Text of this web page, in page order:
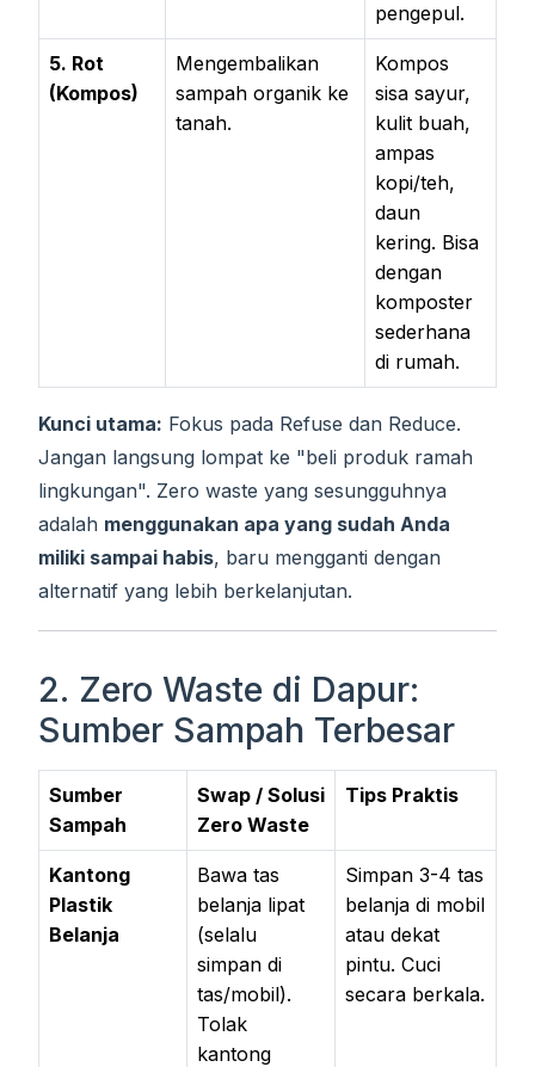
pengepul.
5. Rot
(Kompos)
Mengembalikan
sampah organik ke
tanah.
Kompos
sisa sayur,
kulit buah,
ampas
kopi/teh,
daun
kering. Bisa
dengan
komposter
sederhana
di rumah.
Kunci utama: Fokus pada Refuse dan Reduce.
Jangan langsung lompat ke "beli produk ramah
lingkungan". Zero waste yang sesungguhnya
adalah menggunakan apa yang sudah Anda
miliki sampai habis, baru mengganti dengan
alternatif yang lebih berkelanjutan.
2. Zero Waste di Dapur:
Sumber Sampah Terbesar
Sumber
Sampah
Swap / Solusi
Zero Waste
Tips Praktis
Kantong
Plastik
Belanja
Bawa tas
belanja lipat
(selalu
simpan di
tas/mobil).
Tolak
kantong
Simpan 3-4 tas
belanja di mobil
atau dekat
pintu. Cuci
secara berkala.